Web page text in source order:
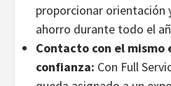
proporcionar orientación
ahorro durante todo el
Contacto con el mismo
confianza: Con Full